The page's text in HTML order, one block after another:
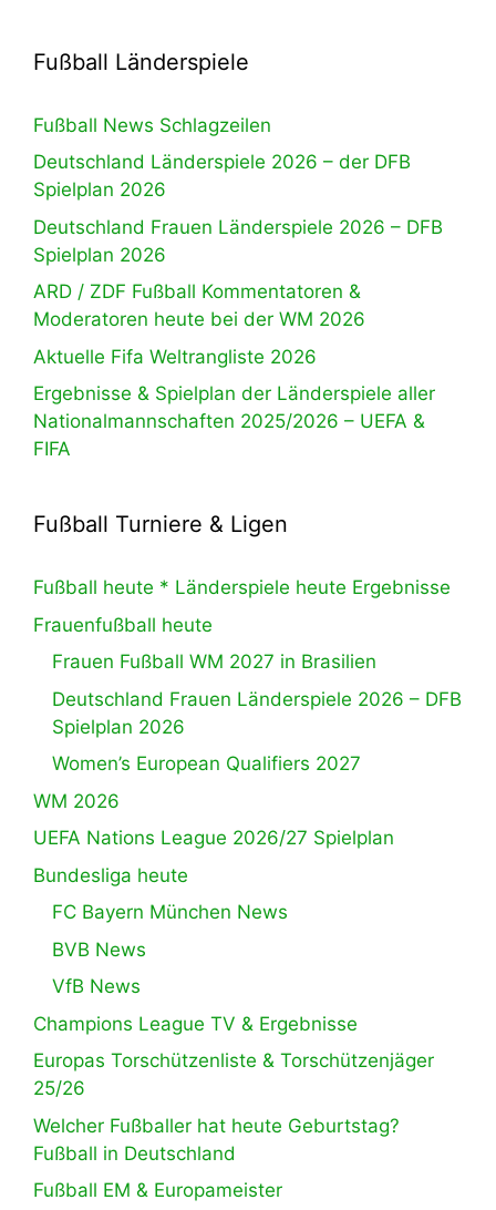
Fußball Länderspiele
Fußball News Schlagzeilen
Deutschland Länderspiele 2026 – der DFB
Spielplan 2026
Deutschland Frauen Länderspiele 2026 – DFB
Spielplan 2026
ARD / ZDF Fußball Kommentatoren &
Moderatoren heute bei der WM 2026
Aktuelle Fifa Weltrangliste 2026
Ergebnisse & Spielplan der Länderspiele aller
Nationalmannschaften 2025/2026 – UEFA &
FIFA
Fußball Turniere & Ligen
Fußball heute * Länderspiele heute Ergebnisse
Frauenfußball heute
Frauen Fußball WM 2027 in Brasilien
Deutschland Frauen Länderspiele 2026 – DFB
Spielplan 2026
Women’s European Qualifiers 2027
WM 2026
UEFA Nations League 2026/27 Spielplan
Bundesliga heute
FC Bayern München News
BVB News
VfB News
Champions League TV & Ergebnisse
Europas Torschützenliste & Torschützenjäger
25/26
Welcher Fußballer hat heute Geburtstag?
Fußball in Deutschland
Fußball EM & Europameister